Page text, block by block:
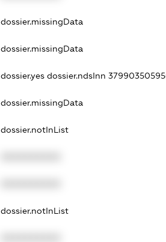
dossier.missingData
dossier.missingData
dossier.yesdossier.ndsInn
dossier.missingData
dossier.notInList
dossier.notInList